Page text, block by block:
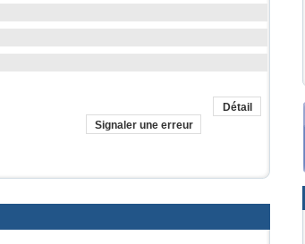
Détail
Signaler une erreur